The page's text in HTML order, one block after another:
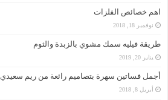
اهم خصائص الفلزات
نوفمبر 18, 2018
طريقة فيليه سمك مشوي بالزبدة والثوم
يناير 20, 2019
أجمل فساتين سهرة بتصاميم رائعة من ريم سعيدي
أبريل 8, 2018